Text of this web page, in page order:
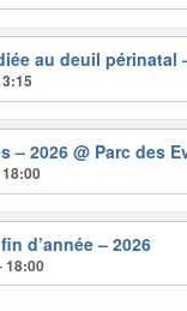
au deuil périnatal
– 2026@ Parc des
d’année – 2026
18:00